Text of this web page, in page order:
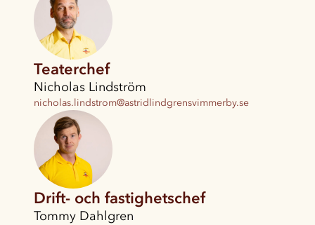
Teaterchef
Nicholas Lindström
nicholas.lindstrom@astridlindgrensvimmerby.se
Drift- och fastighetschef
Tommy Dahlgren